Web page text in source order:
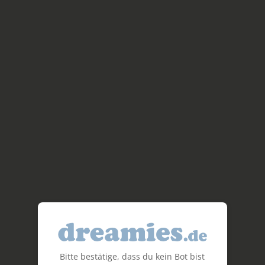
Bitte bestätige, dass du kein Bot bist